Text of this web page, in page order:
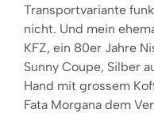
Transportvariante
nicht. Und mein
KFZ, ein 80er Jahre
Sunny Coupe, Silber
Hand mit grossem
Fata Morgana dem